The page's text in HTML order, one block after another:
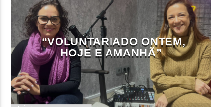
TÍTULO
ARTISTA
ON FM
“VOLUNTARIADO ONTEM,
HOJE E AMANHÃ”